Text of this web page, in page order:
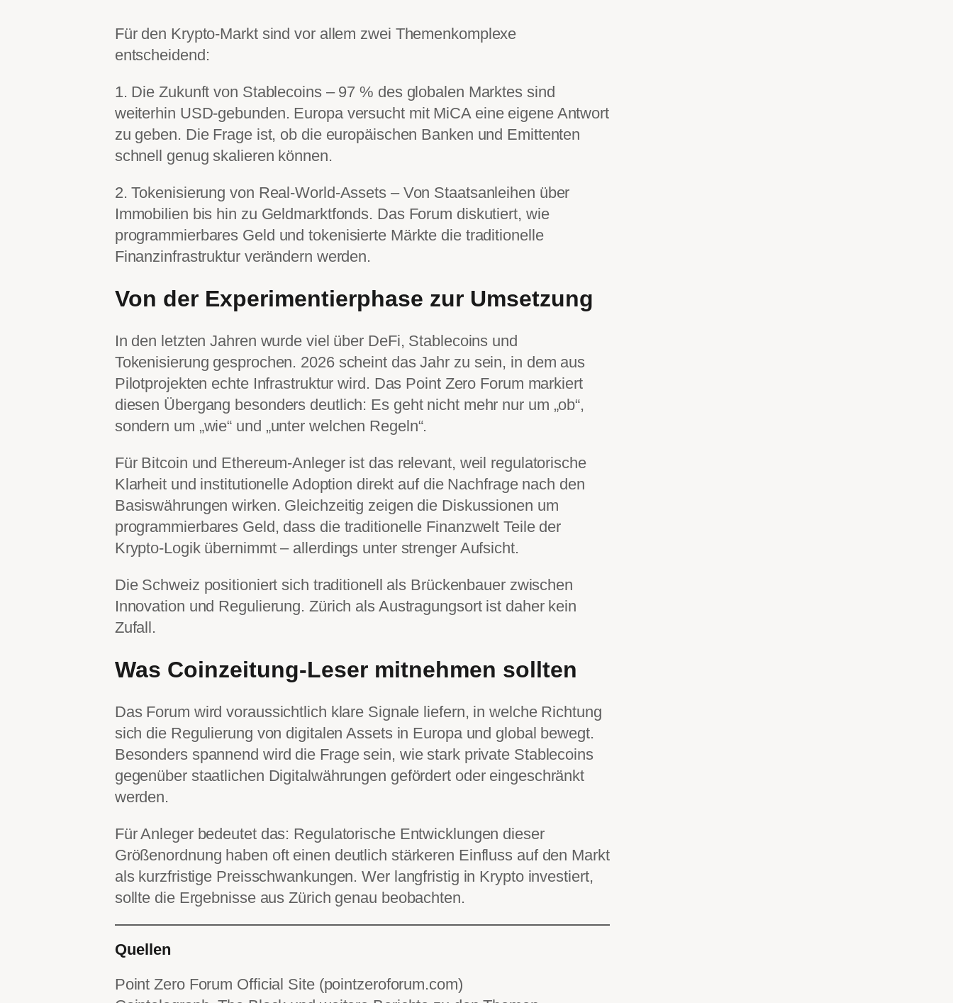
Für den Krypto-Markt sind vor allem zwei Themenkomplexe
entscheidend:
1. Die Zukunft von Stablecoins – 97 % des globalen Marktes sind
weiterhin USD-gebunden. Europa versucht mit MiCA eine eigene Antwort
zu geben. Die Frage ist, ob die europäischen Banken und Emittenten
schnell genug skalieren können.
2. Tokenisierung von Real-World-Assets – Von Staatsanleihen über
Immobilien bis hin zu Geldmarktfonds. Das Forum diskutiert, wie
programmierbares Geld und tokenisierte Märkte die traditionelle
Finanzinfrastruktur verändern werden.
Von der Experimentierphase zur Umsetzung
In den letzten Jahren wurde viel über DeFi, Stablecoins und
Tokenisierung gesprochen. 2026 scheint das Jahr zu sein, in dem aus
Pilotprojekten echte Infrastruktur wird. Das Point Zero Forum markiert
diesen Übergang besonders deutlich: Es geht nicht mehr nur um „ob“,
sondern um „wie“ und „unter welchen Regeln“.
Für Bitcoin und Ethereum-Anleger ist das relevant, weil regulatorische
Klarheit und institutionelle Adoption direkt auf die Nachfrage nach den
Basiswährungen wirken. Gleichzeitig zeigen die Diskussionen um
programmierbares Geld, dass die traditionelle Finanzwelt Teile der
Krypto-Logik übernimmt – allerdings unter strenger Aufsicht.
Die Schweiz positioniert sich traditionell als Brückenbauer zwischen
Innovation und Regulierung. Zürich als Austragungsort ist daher kein
Zufall.
Was Coinzeitung-Leser mitnehmen sollten
Das Forum wird voraussichtlich klare Signale liefern, in welche Richtung
sich die Regulierung von digitalen Assets in Europa und global bewegt.
Besonders spannend wird die Frage sein, wie stark private Stablecoins
gegenüber staatlichen Digitalwährungen gefördert oder eingeschränkt
werden.
Für Anleger bedeutet das: Regulatorische Entwicklungen dieser
Größenordnung haben oft einen deutlich stärkeren Einfluss auf den Markt
als kurzfristige Preisschwankungen. Wer langfristig in Krypto investiert,
sollte die Ergebnisse aus Zürich genau beobachten.
Quellen
Point Zero Forum Official Site (pointzeroforum.com)